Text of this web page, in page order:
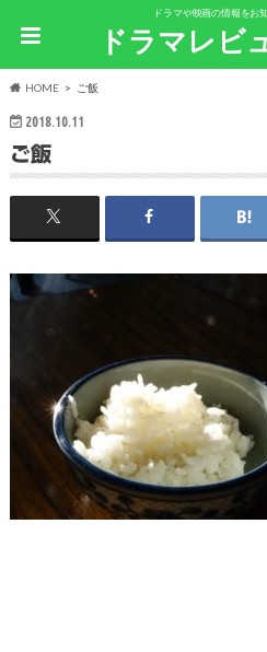
ドラマや映画の情報をお
ドラマレビ
HOME ご飯
2018.10.11
ご飯